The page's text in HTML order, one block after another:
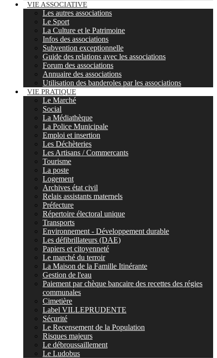
VIE ASSOCIATIVE
Les autres associations
Le Sport
La Culture et le Patrimoine
Infos des associations
Subvention exceptionnelle
Guide des relations avec les associations
Forum des associations
Annuaire des associations
Utilisation des banderoles par les associations
VIE PRATIQUE
Le Marché
Social
La Médiathèque
La Police Municipale
Emploi et insertion
Les Déchèteries
Les Artisans / Commercants
Tourisme
La poste
Logement
Archives état civil
Relais assistants maternels
Préfecture
Répertoire électoral unique
Transports
Environnement - Développement durable
Les défibrillateurs (DAE)
Papiers et citoyenneté
Le marché du terroir
La Maison de la Famille Itinérante
Gestion de l'eau
Paiement par chèque bancaire des recettes des régies
communales
Cimetière
Label VILLEPRUDENTE
Sécurité
Le Recensement de la Population
Risques majeurs
Le débroussaillement
Le Ludobus